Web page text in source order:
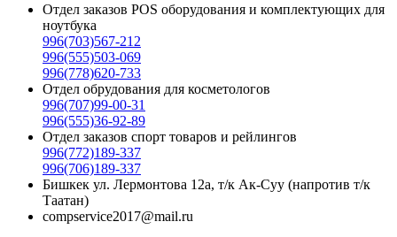
Отдел заказов POS оборудования и комплектующих для
ноутбука
996(703)567-212
996(555)503-069
996(778)620-733
Отдел обрудования для косметологов
996(707)99-00-31
996(555)36-92-89
Отдел заказов спорт товаров и рейлингов
996(772)189-337
996(706)189-337
Бишкек ул. Лермонтова 12а, т/к Ак-Суу (напротив т/к
Таатан)
compservice2017@mail.ru